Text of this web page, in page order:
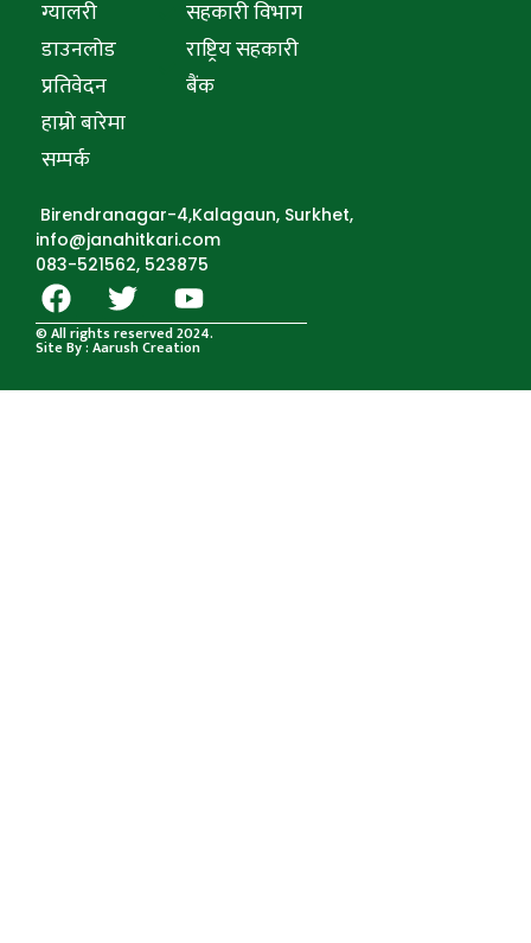
ग्यालरी
डाउनलोड
प्रतिवेदन
हाम्रो बारेमा
सम्पर्क
सहकारी विभाग
राष्ट्रिय सहकारी
बैंक
Birendranagar-4,Kalagaun, Surkhet,
info@janahitkari.com
083-521562, 523875
© All rights reserved 2024.
Site By : Aarush Creation